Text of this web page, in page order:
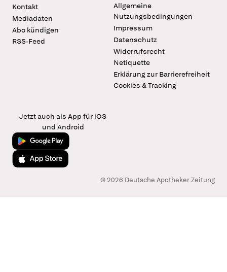
Kontakt
Mediadaten
Abo kündigen
RSS-Feed
Allgemeine
Nutzungsbedingungen
Impressum
Datenschutz
Widerrufsrecht
Netiquette
Erklärung zur Barrierefreiheit
Cookies & Tracking
Jetzt auch als App für iOS
und Android
Jetzt bei Google Play
Laden im App Store
© 2026 Deutsche Apotheker Zeitung